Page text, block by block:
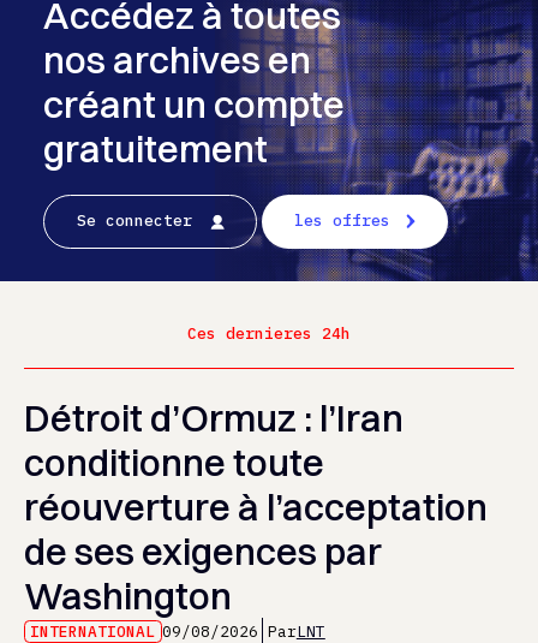
Accédez à toutes
nos archives en
créant un compte
gratuitement
Se connecter les offres
Ces dernieres 24h
Détroit d’Ormuz : l’Iran
conditionne toute
réouverture à l’acceptation
de ses exigences par
Washington
INTERNATIONAL 09/08/2026 ParLNT